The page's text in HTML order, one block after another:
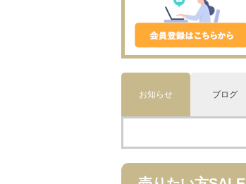
お知らせ ブログ